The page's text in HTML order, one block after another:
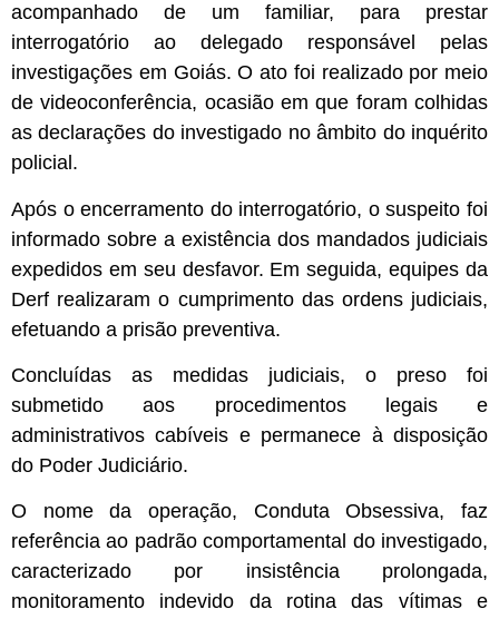
acompanhado de um familiar, para prestar
interrogatório ao delegado responsável pelas
investigações em Goiás. O ato foi realizado por meio
de videoconferência, ocasião em que foram colhidas
as declarações do investigado no âmbito do inquérito
policial.
Após o encerramento do interrogatório, o suspeito foi
informado sobre a existência dos mandados judiciais
expedidos em seu desfavor. Em seguida, equipes da
Derf realizaram o cumprimento das ordens judiciais,
efetuando a prisão preventiva.
Concluídas as medidas judiciais, o preso foi
submetido aos procedimentos legais e
administrativos cabíveis e permanece à disposição
do Poder Judiciário.
O nome da operação, Conduta Obsessiva, faz
referência ao padrão comportamental do investigado,
caracterizado por insistência prolongada,
monitoramento indevido da rotina das vítimas e